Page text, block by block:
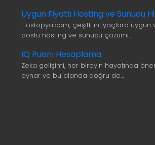
Uygun Fiyatlı Hosting ve Sunucu
Hostopya.com, çeşitli ihtiyaçlara uygun
dostu hosting ve sunucu çözüml…
IQ Puanı Hesaplama
Zeka gelişimi, her bireyin hayatında
oynar ve bu alanda doğru de…